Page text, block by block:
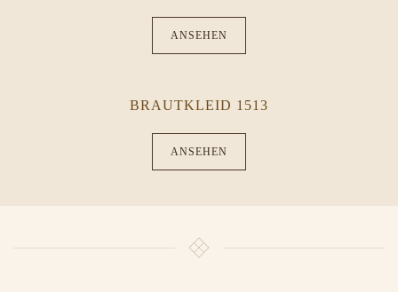
ANSEHEN
BRAUTKLEID 1513
ANSEHEN